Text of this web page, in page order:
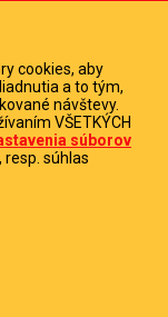
cookies, aby
a to tým,
návštevy.
VŠETKÝCH
súborov
súhlas